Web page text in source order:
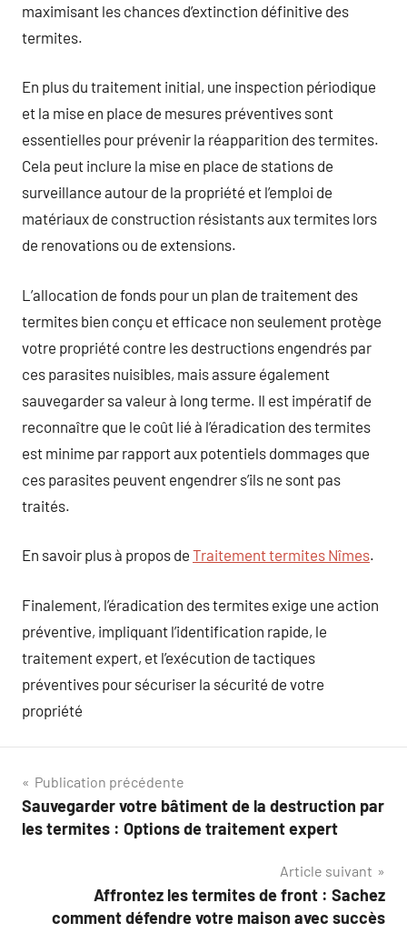
maximisant les chances d’extinction définitive des
termites.
En plus du traitement initial, une inspection périodique
et la mise en place de mesures préventives sont
essentielles pour prévenir la réapparition des termites.
Cela peut inclure la mise en place de stations de
surveillance autour de la propriété et l’emploi de
matériaux de construction résistants aux termites lors
de renovations ou de extensions.
L’allocation de fonds pour un plan de traitement des
termites bien conçu et efficace non seulement protège
votre propriété contre les destructions engendrés par
ces parasites nuisibles, mais assure également
sauvegarder sa valeur à long terme. Il est impératif de
reconnaître que le coût lié à l’éradication des termites
est minime par rapport aux potentiels dommages que
ces parasites peuvent engendrer s’ils ne sont pas
traités.
En savoir plus à propos de Traitement termites Nîmes.
Finalement, l’éradication des termites exige une action
préventive, impliquant l’identification rapide, le
traitement expert, et l’exécution de tactiques
préventives pour sécuriser la sécurité de votre
propriété
Navigation
de
Publication précédente
Sauvegarder votre bâtiment de la destruction par
les termites : Options de traitement expert
Article suivant
Affrontez les termites de front : Sachez
comment défendre votre maison avec succès